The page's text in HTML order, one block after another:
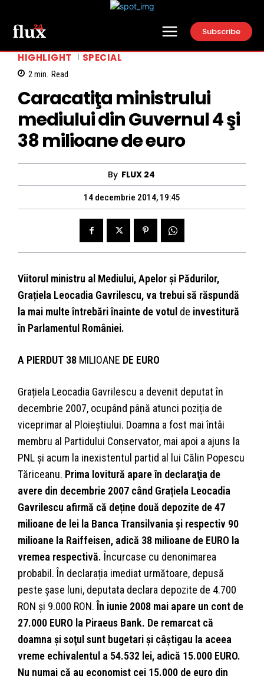
Subscribe
HIGHLIGHT SPECIAL
2 min. Read
Caracatiţa ministrului
mediului din Guvernul 4 şi
38 milioane de euro
By FLUX 24
14 decembrie 2014, 19:45
Viitorul ministru al Mediului, Apelor şi Pădurilor,
Grațiela Leocadia Gavrilescu, va trebui să răspundă
la mai multe întrebări înainte de votul de investitură
în Parlamentul României.
A PIERDUT 38 MILIOANE DE EURO
Grațiela Leocadia Gavrilescu a devenit deputat în
decembrie 2007, ocupând până atunci poziția de
viceprimar al Ploieștiului. Doamna a fost mai întâi
membru al Partidului Conservator, mai apoi a ajuns la
PNL şi acum la inexistentul partid al lui Călin Popescu
Tăriceanu. Prima lovitură apare în declaraţia de
avere din decembrie 2007 când Grațiela Leocadia
Gavrilescu afirmă că deține două depozite de 47
milioane de lei la Banca Transilvania și respectiv 90
milioane la Raiffeisen, adică 38 milioane de EURO la
vremea respectivă. Încurcase cu denonimarea
probabil. În declarația imediat următoare, depusă
peste șase luni, deputata declara depozite de 4.700
RON și 9.000 RON. În iunie 2008 mai apare un cont de
27.000 EURO la Piraeus Bank. De remarcat că
doamna şi soţul sunt bugetari şi câştigau la aceea
vreme echivalentul a 54.532 lei, adică 15.000 EURO.
Nu numai că au economist cei 15.000 de euro din